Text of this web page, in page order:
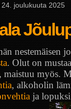
24. joulukuuta 2025
nestemäisen
. Olut on
, maistuu myös.
, alkoholin
ja